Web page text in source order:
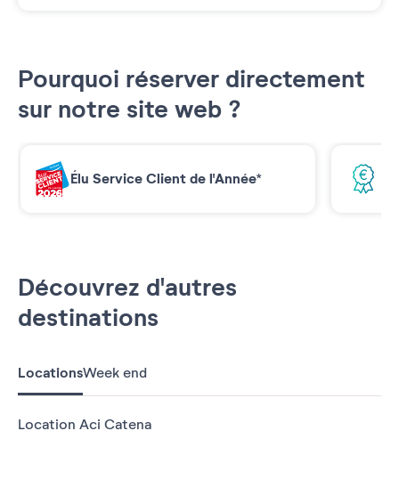
Pourquoi réserver directement
sur notre site web ?
Élu Service Client de l'Année*
Découvrez d'autres
destinations
LocationsWeek end
Location Aci Catena